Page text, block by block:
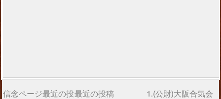
信念ページ最近の投最近の投稿
1.(公財)大阪合気会